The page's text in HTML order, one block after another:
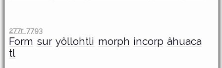
277r 7793
Form sur yôllohtli morph incorp âhuaca
tl